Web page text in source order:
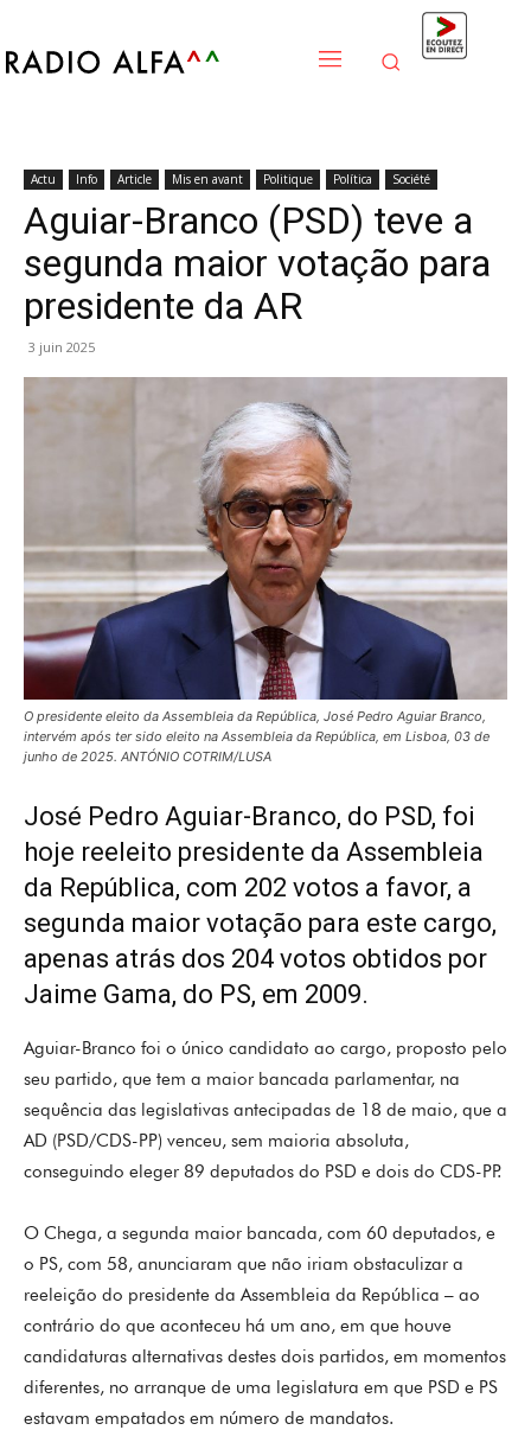
Actu Info Article Mis en avant Politique Política Société
Aguiar-Branco (PSD) teve a
segunda maior votação para
presidente da AR
3 juin 2025
O presidente eleito da Assembleia da República, José Pedro Aguiar Branco,
intervém após ter sido eleito na Assembleia da República, em Lisboa, 03 de
junho de 2025. ANTÓNIO COTRIM/LUSA
José Pedro Aguiar-Branco, do PSD, foi
hoje reeleito presidente da Assembleia
da República, com 202 votos a favor, a
segunda maior votação para este cargo,
apenas atrás dos 204 votos obtidos por
Jaime Gama, do PS, em 2009.
Aguiar-Branco foi o único candidato ao cargo, proposto pelo
seu partido, que tem a maior bancada parlamentar, na
sequência das legislativas antecipadas de 18 de maio, que a
AD (PSD/CDS-PP) venceu, sem maioria absoluta,
conseguindo eleger 89 deputados do PSD e dois do CDS-PP.
O Chega, a segunda maior bancada, com 60 deputados, e
o PS, com 58, anunciaram que não iriam obstaculizar a
reeleição do presidente da Assembleia da República – ao
contrário do que aconteceu há um ano, em que houve
candidaturas alternativas destes dois partidos, em momentos
diferentes, no arranque de uma legislatura em que PSD e PS
estavam empatados em número de mandatos.